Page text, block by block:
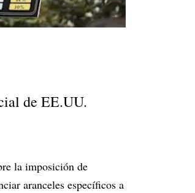
de EE.UU.
la imposición de
aranceles específicos a